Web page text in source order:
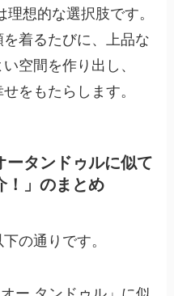
想的な選択肢です。
着るたびに、上品な
空間を作り出し、
をもたらします。
ータンドゥルに似て
！」のまとめ
の通りです。